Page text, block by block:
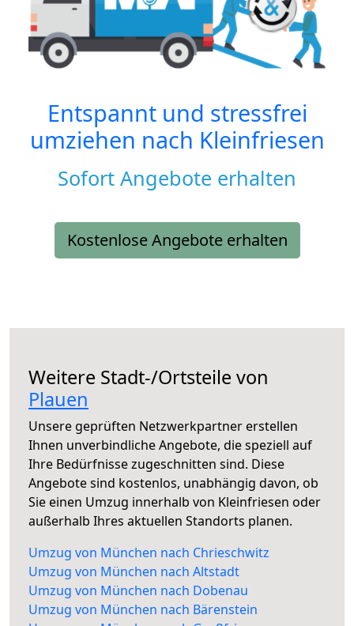
Entspannt und stressfrei
umziehen nach Kleinfriesen
Sofort Angebote erhalten
Kostenlose Angebote erhalten
Weitere Stadt-/Ortsteile von
Plauen
Unsere geprüften Netzwerkpartner erstellen
Ihnen unverbindliche Angebote, die speziell auf
Ihre Bedürfnisse zugeschnitten sind. Diese
Angebote sind kostenlos, unabhängig davon, ob
Sie einen Umzug innerhalb von Kleinfriesen oder
außerhalb Ihres aktuellen Standorts planen.
Umzug von München nach Chrieschwitz
Umzug von München nach Altstadt
Umzug von München nach Dobenau
Umzug von München nach Bärenstein